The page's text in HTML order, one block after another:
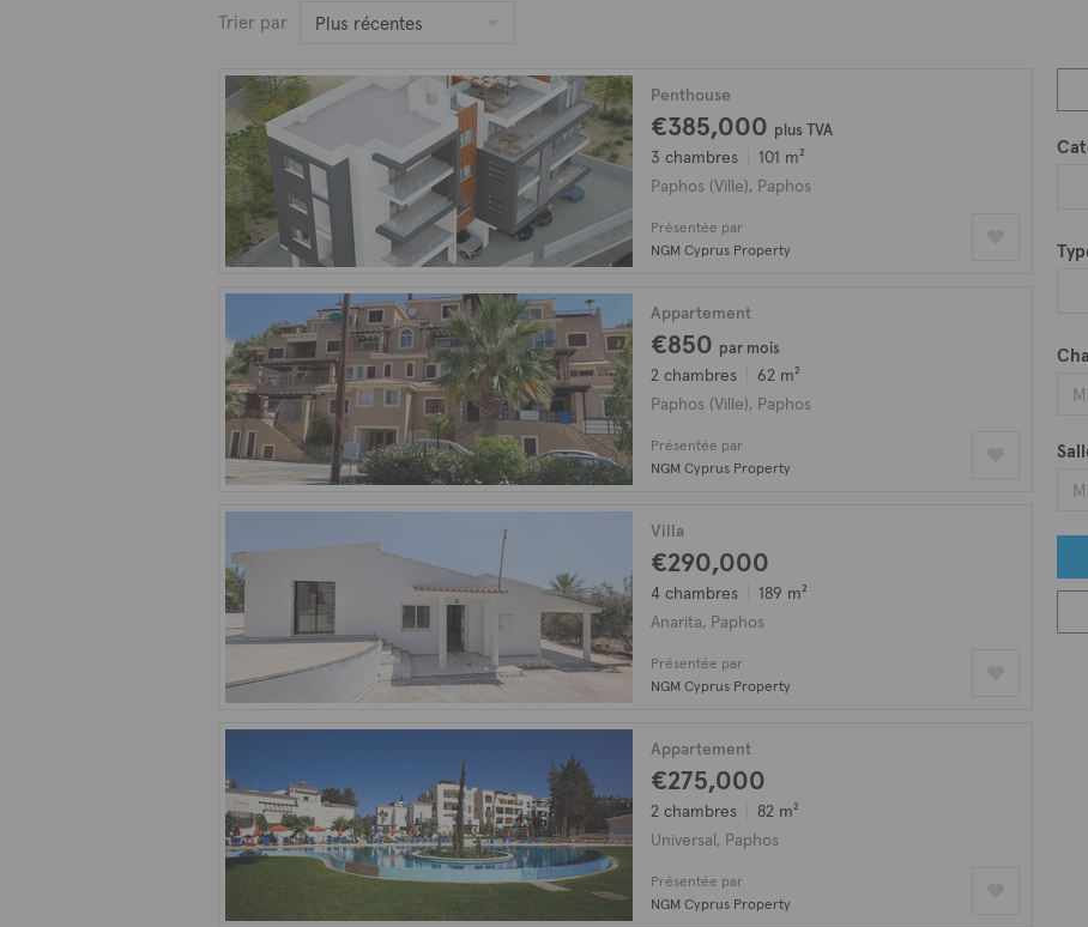
Trier par Plus récentes
Penthouse
€385,000 plus TVA
3 chambres
101 m²
Paphos (Ville), Paphos
Présentée par
NGM Cyprus Property
Appartement
€850 par mois
2 chambres
62 m²
Paphos (Ville), Paphos
Présentée par
NGM Cyprus Property
Villa
€290,000
4 chambres
189 m²
Anarita, Paphos
Présentée par
NGM Cyprus Property
Appartement
€275,000
2 chambres
82 m²
Universal, Paphos
Présentée par
NGM Cyprus Property